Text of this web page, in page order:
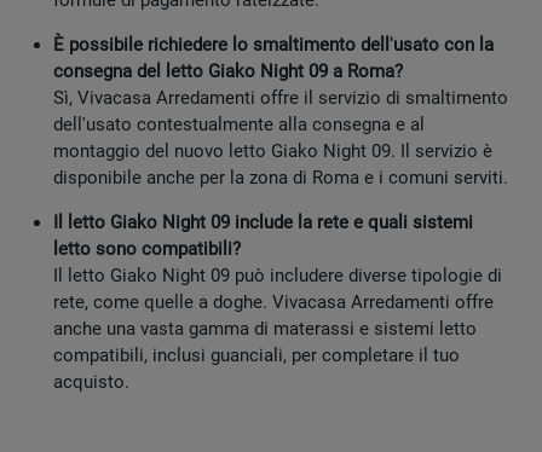
È possibile richiedere lo smaltimento dell'usato con la
consegna del letto Giako Night 09 a Roma?
Sì, Vivacasa Arredamenti offre il servizio di smaltimento
dell'usato contestualmente alla consegna e al
montaggio del nuovo letto Giako Night 09. Il servizio è
disponibile anche per la zona di Roma e i comuni serviti.
Il letto Giako Night 09 include la rete e quali sistemi
letto sono compatibili?
Il letto Giako Night 09 può includere diverse tipologie di
rete, come quelle a doghe. Vivacasa Arredamenti offre
anche una vasta gamma di materassi e sistemi letto
compatibili, inclusi guanciali, per completare il tuo
acquisto.